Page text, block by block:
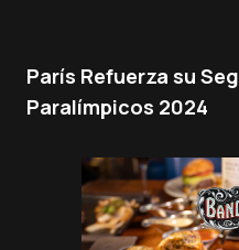
París Refuerza su
Paralímpicos 2024